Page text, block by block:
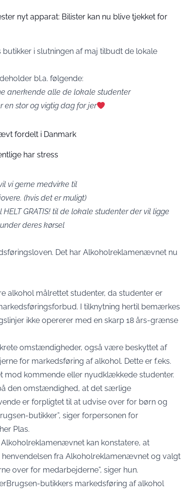
nyt apparat: Bilister kan nu blive tjekket for
i slutningen af maj tilbudt de lokale
bl.a. følgende:
anerkende alle de lokale studenter
en stor og vigtig dag for jer
fordelt i Danmark
har stress
vi gerne medvirke til
(hvis det er muligt)
GRATIS! til de lokale studenter der vil ligge
deres kørsel
Det har Alkoholreklamenævnet nu
alkohol målrettet studenter, da studenter er
I tilknytning hertil bemærkes
ikke opererer med en skarp 18 års-grænse
omstændigheder, også være beskyttet af
for markedsføring af alkohol. Dette er f.eks.
kommende eller nyudklækkede studenter.
den omstændighed, at det særlige
er forpligtet til at udvise over for børn og
butikker”, siger forpersonen for
Plas.
kan konstatere, at
fra Alkoholreklamenævnet og valgt
over for medarbejderne”, siger hun.
butikkers markedsføring af alkohol